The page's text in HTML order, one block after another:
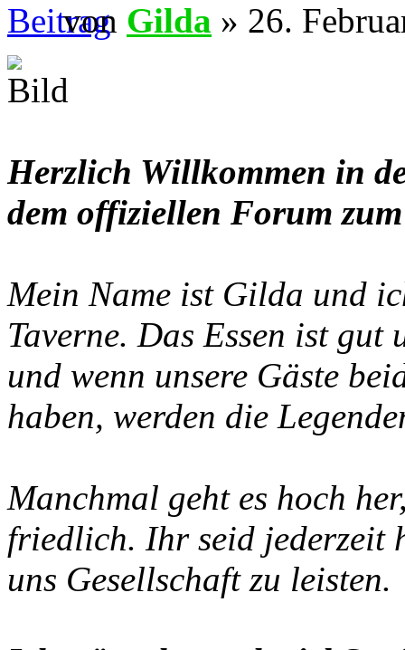
von Gilda » 26.
Herzlich Willkommen in
dem offiziellen Forum
Mein Name ist Gilda und
Taverne. Das Essen ist
und wenn unsere Gäste
haben, werden die
Manchmal geht es hoch
friedlich. Ihr seid jederzeit
uns Gesellschaft zu leisten.